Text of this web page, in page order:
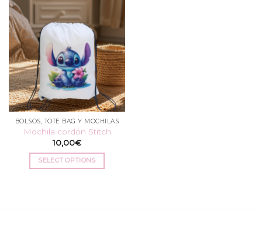
BOLSOS, TOTE BAG Y MOCHILAS
Mochila cordón Stitch
10,00€
SELECT OPTIONS